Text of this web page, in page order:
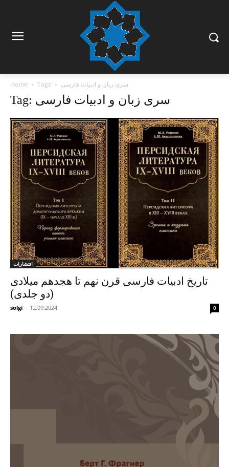
Home Tags سری زبان و ادبیات فارسی
Tag: سری زبان و ادبیات فارسی
انتشارات
تاریخ ادبیات فارسی قرن نهم تا هجدهم میلادی
(دو جلدی)
solgi - 12.09.2024 0